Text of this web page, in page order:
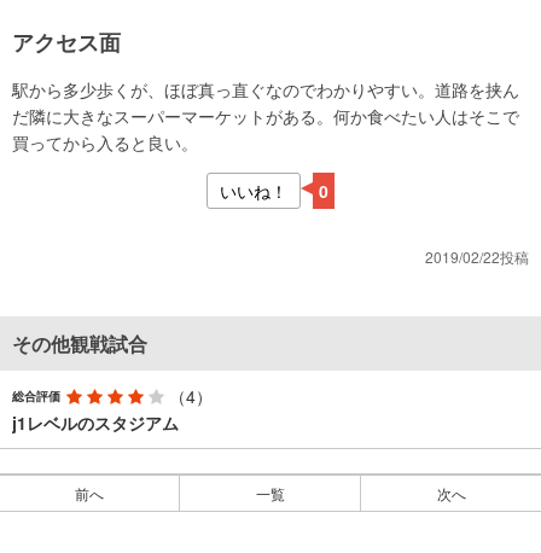
アクセス面
駅から多少歩くが、ほぼ真っ直ぐなのでわかりやすい。道路を挟ん
だ隣に大きなスーパーマーケットがある。何か食べたい人はそこで
買ってから入ると良い。
いいね！
0
2019/02/22投稿
その他観戦試合
総合評価
（4）
j1レベルのスタジアム
前へ 一覧 次へ